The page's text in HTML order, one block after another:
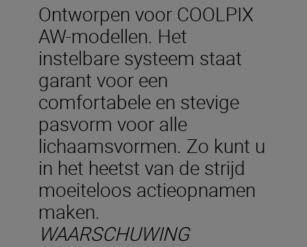
Ontworpen voor COOLPIX
AW-modellen. Het
instelbare systeem staat
garant voor een
comfortabele en stevige
pasvorm voor alle
lichaamsvormen. Zo kunt u
in het heetst van de strijd
moeiteloos actieopnamen
maken.
WAARSCHUWING